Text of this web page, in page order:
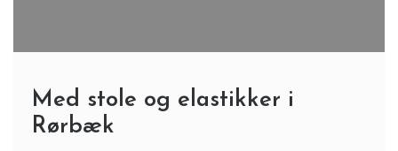
Med stole og elastikker i
Rørbæk